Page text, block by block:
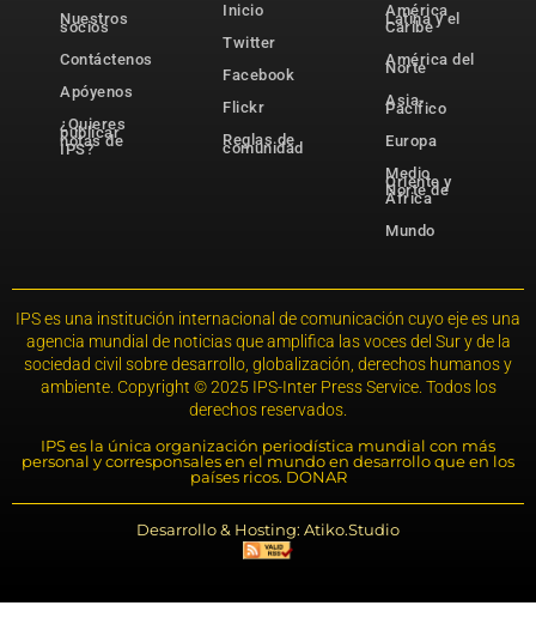
Nuestros
socios
Contáctenos
Apóyenos
¿Quieres
publicar
notas de
IPS?
Inicio
Twitter
Facebook
Flickr
Reglas de
comunidad
América
Latina y el
Caribe
América del
Norte
Asia-
Pacífico
Europa
Medio
Oriente y
Norte de
África
Mundo
IPS es una institución internacional de comunicación cuyo eje es una
agencia mundial de noticias que amplifica las voces del Sur y de la
sociedad civil sobre desarrollo, globalización, derechos humanos y
ambiente. Copyright © 2025 IPS-Inter Press Service. Todos los
derechos reservados.
IPS es la única organización periodística mundial con más
personal y corresponsales en el mundo en desarrollo que en los
países ricos. DONAR
Desarrollo & Hosting: Atiko.Studio